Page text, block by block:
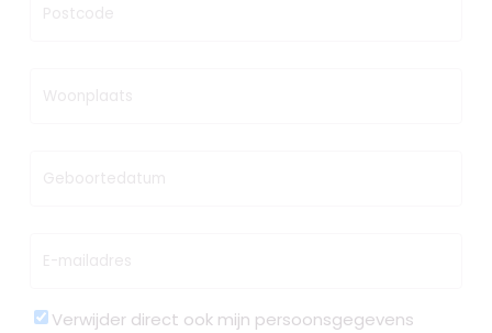
Postcode
Woonplaats
Geboortedatum
E-mailadres
Verwijder direct ook mijn persoonsgegevens